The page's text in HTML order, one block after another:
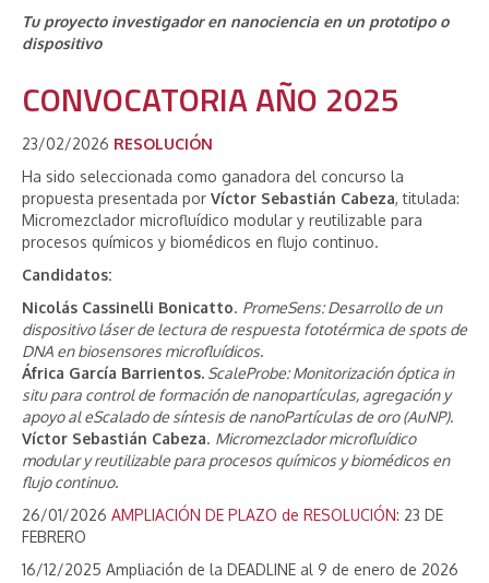
Tu proyecto investigador en nanociencia en un prototipo o
dispositivo
CONVOCATORIA AÑO 2025
23/02/2026 RESOLUCIÓN
Ha sido seleccionada como ganadora del concurso la
propuesta presentada por Víctor Sebastián Cabeza, titulada:
Micromezclador microfluídico modular y reutilizable para
procesos químicos y biomédicos en flujo continuo.
Candidatos:
Nicolás Cassinelli Bonicatto. PromeSens: Desarrollo de un
dispositivo láser de lectura de respuesta fototérmica de spots de
DNA en biosensores microfluídicos.
África García Barrientos. ScaleProbe: Monitorización óptica in
situ para control de formación de nanopartículas, agregación y
apoyo al eScalado de síntesis de nanoPartículas de oro (AuNP).
Víctor Sebastián Cabeza. Micromezclador microfluídico
modular y reutilizable para procesos químicos y biomédicos en
flujo continuo.
26/01/2026 AMPLIACIÓN DE PLAZO de RESOLUCIÓN: 23 DE
FEBRERO
16/12/2025 Ampliación de la DEADLINE al 9 de enero de 2026